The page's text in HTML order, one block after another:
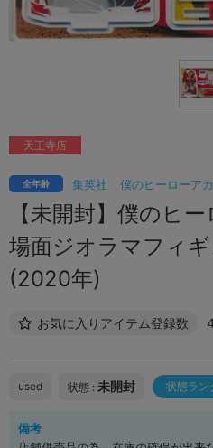
集英社 僕のヒーローア
全年齢
【未開封】僕のヒ
場面ジオラマフィ
(2020年)
お気に入りアイテム登録数
天王寺店
used 状態 : 未開封 状態ラン
備考